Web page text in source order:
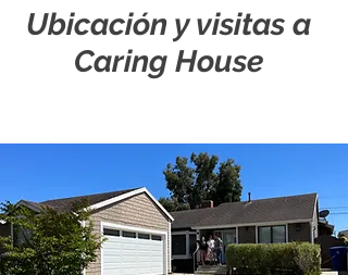
Ubicación y visitas a
Caring House